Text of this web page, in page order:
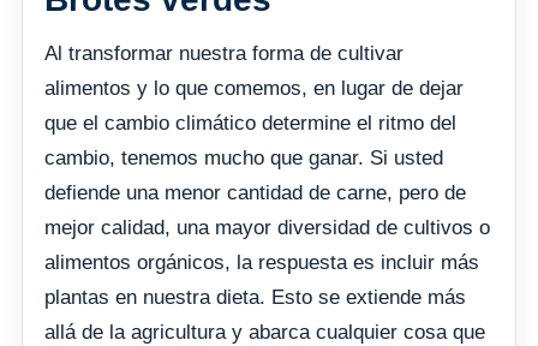
Al transformar nuestra forma de cultivar
alimentos y lo que comemos, en lugar de dejar
que el cambio climático determine el ritmo del
cambio, tenemos mucho que ganar. Si usted
defiende una menor cantidad de carne, pero de
mejor calidad, una mayor diversidad de cultivos o
alimentos orgánicos, la respuesta es incluir más
plantas en nuestra dieta. Esto se extiende más
allá de la agricultura y abarca cualquier cosa que